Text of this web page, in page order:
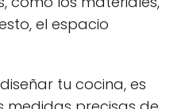
el espacio
tu cocina, es